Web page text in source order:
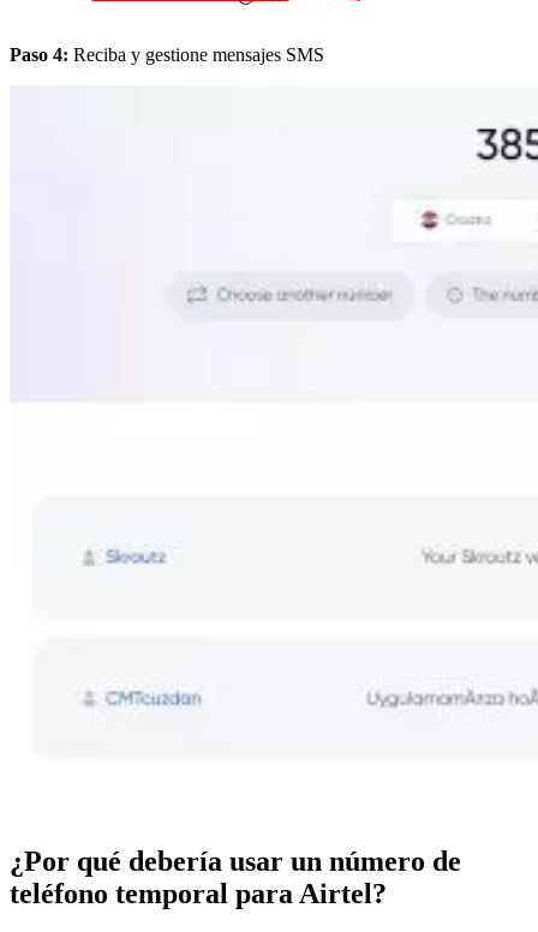
Paso 4: Reciba y gestione mensajes SMS
¿Por qué debería usar un número de
teléfono temporal para Airtel?